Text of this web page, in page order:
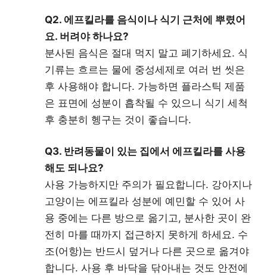
Q2. 에프킬라를 음식이나 식기 근처에 뿌렸어
요. 버려야 하나요?
분사된 음식은 절대 먹지 말고 폐기하세요. 식
기류는 흐르는 물에 중성세제로 여러 번 씻은
후 사용해야 합니다. 가능하면 플라스틱 제품
은 표면에 성분이 흡착될 수 있으니 식기 세척
후 충분히 헹구는 것이 좋습니다.
Q3. 반려동물이 있는 집에서 에프킬라를 사용
해도 되나요?
사용 가능하지만 주의가 필요합니다. 강아지나
고양이는 에프킬라 성분에 예민할 수 있어 사
용 중에는 다른 방으로 옮기고, 분사한 곳이 완
전히 마를 때까지 접근하지 못하게 하세요. 수
조(어항)는 반드시 덮거나 다른 곳으로 옮겨야
합니다. 사용 후 바닥을 닦아내는 것도 안전에